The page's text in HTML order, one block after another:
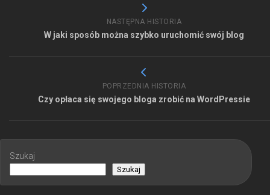
NASTĘPNA HISTORIA
W jaki sposób można szybko uruchomić swój blog
POPRZEDNIA HISTORIA
Czy opłaca się swojego bloga zrobić na WordPressie
Szukaj
Szukaj